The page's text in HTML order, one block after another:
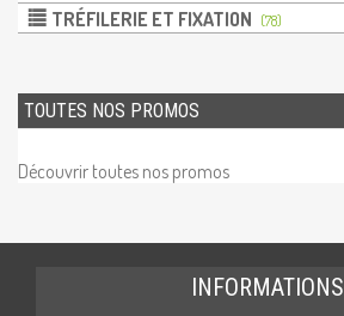
TRÉFILERIE ET FIXATION (78)
TOUTES NOS PROMOS
Découvrir toutes nos promos
INFORMATIONS